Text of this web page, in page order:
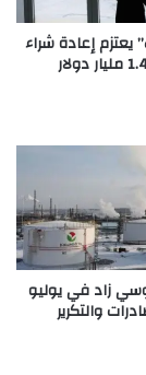
إعادة شراء
زاد في يوليو
والتكرير